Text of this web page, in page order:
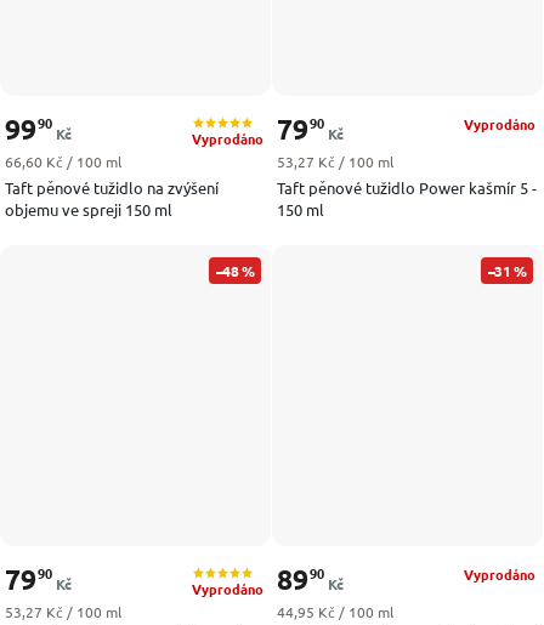
Taft pěnové tužidlo na zvýšení
objemu ve spreji 150 ml
Vyprodáno
9990
Kč
Měrná cena:
66,60 Kč / 100 ml
Taft pěnové tužidlo Power kašmír 5 -
150 ml
Vyprodáno
7990
Kč
Měrná cena:
53,27 Kč / 100 ml
–48 %
Vyprodáno
7990
Kč
Měrná cena:
53,27 Kč / 100 ml
–31 %
Vyprodáno
8990
Kč
Měrná cena:
44,95 Kč / 100 ml